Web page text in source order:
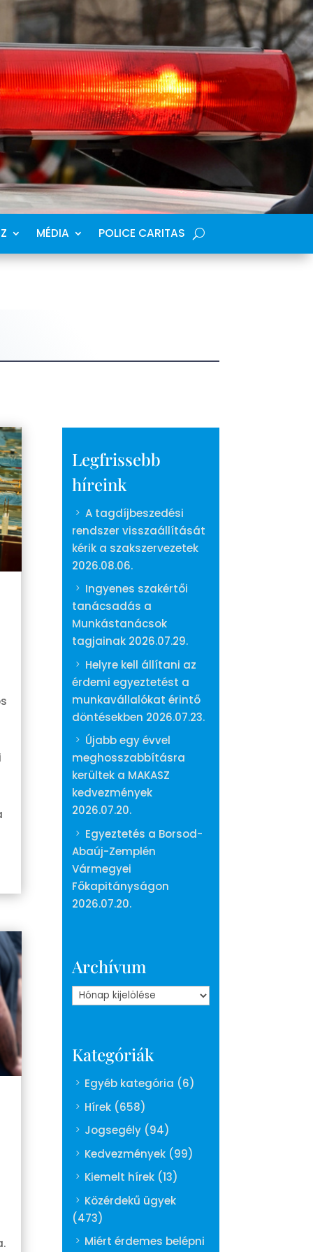
MÉDIA POLICE CARITAS
Legfrissebb
híreink
A tagdíjbeszedési
rendszer visszaállítását
kérik a szakszervezetek
2026.08.06.
Ingyenes szakértői
tanácsadás a
Munkástanácsok
tagjainak 2026.07.29.
Helyre kell állítani az
érdemi egyeztetést a
munkavállalókat érintő
döntésekben 2026.07.23.
Újabb egy évvel
meghosszabbításra
kerültek a MAKASZ
kedvezmények
2026.07.20.
Egyeztetés a Borsod-
Abaúj-Zemplén
Vármegyei
Főkapitányságon
2026.07.20.
Archívum
Archívum
Kategóriák
Egyéb kategória (6)
Hírek(658)
Jogsegély(94)
Kedvezmények(99)
Kiemelt hírek(13)
Közérdekű ügyek
(473)
Miért érdemes belépni